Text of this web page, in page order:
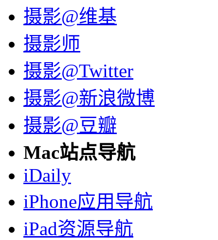
摄影@维基
摄影师
摄影@Twitter
摄影@新浪微博
摄影@豆瓣
Mac站点导航
iDaily
iPhone应用导航
iPad资源导航